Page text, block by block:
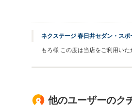
ネクステージ 春日井セダン・スポ
もろ様 この度は当店をご利用い
他のユーザーのク